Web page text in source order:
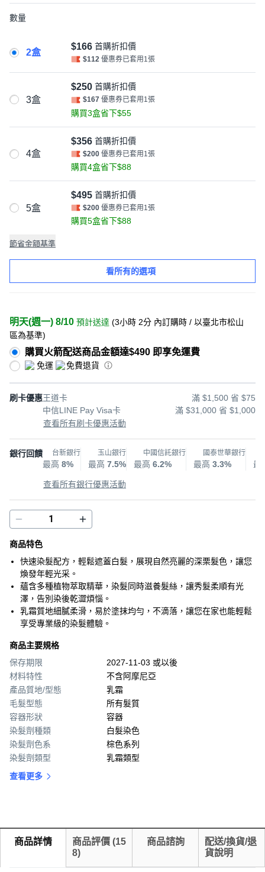
數量
2盒
$166 首購折扣價
$112 優惠券已套用1張
3盒
$250 首購折扣價
$167 優惠券已套用1張
購買3盒省下$55
4盒
$356 首購折扣價
$200 優惠券已套用1張
購買4盒省下$88
5盒
$495 首購折扣價
$200 優惠券已套用1張
購買5盒省下$88
節省金額基準
看所有的選項
明天(週一) 8/10 預計送達 (3小時 2分 內訂購時 / 以臺北市松山
區為基準)
購買火箭配送商品金額達$490 即享免運費
免運 免費退貨
刷卡優惠王道卡
滿 $1,500 省 $75
中信LINE Pay Visa卡
滿 $31,000 省 $1,000
查看所有刷卡優惠活動
銀行回饋 台新銀行
最高 8%
玉山銀行
最高 7.5%
中國信託銀行
最高 6.2%
國泰世華銀行
最高 3.3% 最
查看所有銀行優惠活動
商品特色
快速染髮配方，輕鬆遮蓋白髮，展現自然亮麗的深栗髮色，讓您
煥發年輕光采。
蘊含多種植物萃取精華，染髮同時滋養髮絲，讓秀髮柔順有光
澤，告別染後乾澀煩惱。
乳霜質地細膩柔滑，易於塗抹均勻，不滴落，讓您在家也能輕鬆
享受專業級的染髮體驗。
商品主要規格
保存期限
2027-11-03 或以後
材料特性
不含阿摩尼亞
產品質地/型態
乳霜
毛髮型態
所有髮質
容器形狀
容器
染髮劑種類
白髮染色
染髮劑色系
棕色系列
染髮劑類型
乳霜類型
查看更多
商品詳情 商品評價 (15
8)
商品諮詢
配送/換貨/退
貨說明